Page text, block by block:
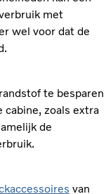
met
wel voor dat de
te besparen
cabine, zoals extra
de
van